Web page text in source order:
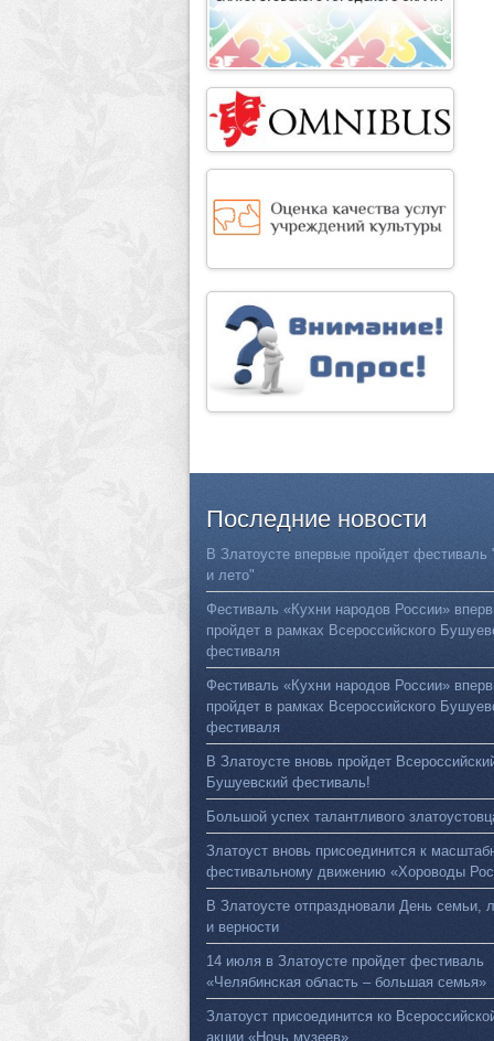
Последние новости
В Златоусте впервые пройдет фестиваль
и лето"
Фестиваль «Кухни народов России»
пройдет в рамках Всероссийского
фестиваля
Фестиваль «Кухни народов России»
пройдет в рамках Всероссийского
фестиваля
В Златоусте вновь пройдет
Бушуевский фестиваль!
Большой успех талантливого
Златоуст вновь присоединится к
фестивальному движению «Хороводы
В Златоусте отпраздновали День семьи,
и верности
14 июля в Златоусте пройдет фестиваль
«Челябинская область – большая семья»
Златоуст присоединится ко
акции «Ночь музеев»